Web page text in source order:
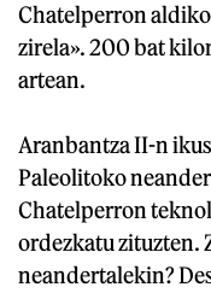
Chatelperron
zirela». 200 bat
artean.
Aranbantza II-n
Paleolitoko
Chatelperron
ordezkatu zituzten.
neandertalekin?